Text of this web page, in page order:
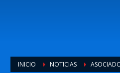
INICIO NOTICIAS